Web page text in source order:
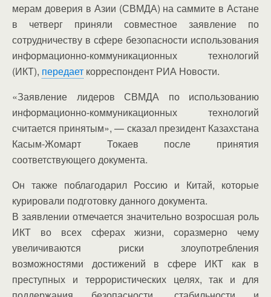
мерам доверия в Азии (СВМДА) на саммите в Астане
в четверг приняли совместное заявление по
сотрудничеству в сфере безопасности использования
информационно-коммуникационных технологий
(ИКТ), передает корреспондент РИА Новости.
«Заявление лидеров СВМДА по использованию
информационно-коммуникационных технологий
считается принятым», — сказал президент Казахстана
Касым-Жомарт Токаев после принятия
соответствующего документа.
Он также поблагодарил Россию и Китай, которые
курировали подготовку данного документа.
В заявлении отмечается значительно возросшая роль
ИКТ во всех сферах жизни, соразмерно чему
увеличиваются риски злоупотребления
возможностями достижений в сфере ИКТ как в
преступных и террористических целях, так и для